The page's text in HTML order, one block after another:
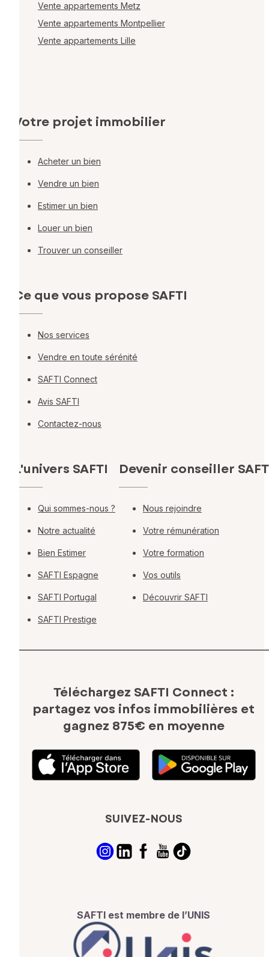
Vente appartements Metz
Vente appartements Montpellier
Vente appartements Lille
Votre projet immobilier
Acheter un bien
Vendre un bien
Estimer un bien
Louer un bien
Trouver un conseiller
Ce que vous propose SAFTI
Nos services
Vendre en toute sérénité
SAFTI Connect
Avis SAFTI
Contactez-nous
L'univers SAFTI
Qui sommes-nous ?
Notre actualité
Bien Estimer
SAFTI Espagne
SAFTI Portugal
SAFTI Prestige
Devenir conseiller
Nous rejoindre
Votre rémunération
Votre formation
Vos outils
Découvrir SAFTI
Téléchargez SAFTI Connect :
partagez vos infos immobilières et
gagnez 875€ en moyenne
SUIVEZ-NOUS
SAFTI est membre de l’UNIS